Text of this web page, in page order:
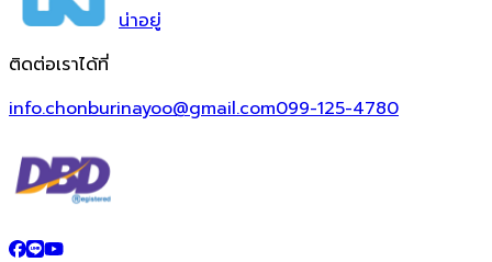
น่าอยู่
ติดต่อเราได้ที่
info.chonburinayoo@gmail.com099-125-4780